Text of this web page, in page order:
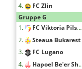
4.
FC Zlin
Gruppe G
1.
FC Viktoria Pilsen
2.
Steaua Bukarest
3.
FC Lugano
4.
Hapoel Be'er Sheva F.C.